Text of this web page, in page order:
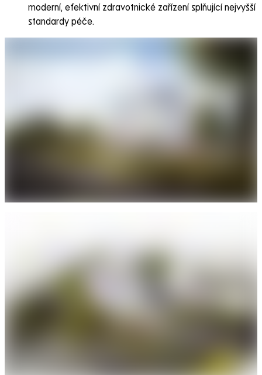
moderní, efektivní zdravotnické zařízení splňující nejvyšší
standardy péče.